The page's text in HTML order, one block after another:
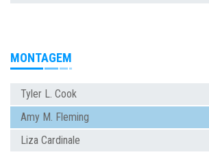
MONTAGEM
Tyler L. Cook
Amy M. Fleming
Liza Cardinale